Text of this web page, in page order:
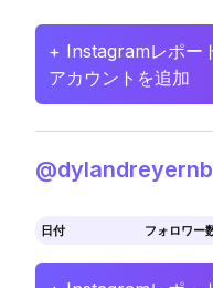
+ Instagramレポー
アカウントを追加
日付 フォロワー